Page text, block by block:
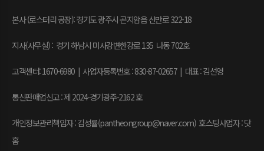
본사 (로스터리 공장): 경기도 광주시 곤지암읍 신만로 322-18
지사(사무실) : 경기 하남시 미사강변한강로 135 나동 702호
고객센터: 1670-6980 | 사업자등록번호 : 830-87-02657 | 대표 : 김선영
통신판매업신고 : 제 2024-경기광주-2162 호
개인정보관리책임자 : 김성률(pantheongroup@naver.com) 호스팅사업자 : 닷
홈